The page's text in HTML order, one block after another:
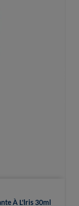
À L'Iris 30ml